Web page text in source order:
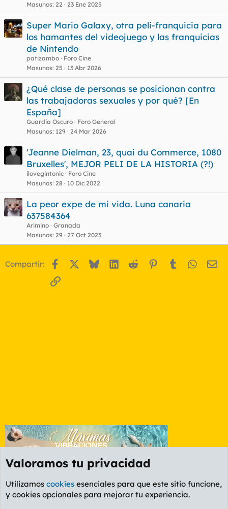
Masunos 22 23 Ene 2025
Super Mario Galaxy, otra peli-franquicia para
los hamantes del videojuego y las franquicias
de Nintendo
patizambo
Foro Cine
Masunos 25 13 Abr 2026
¿Qué clase de personas se posicionan contra
las trabajadoras sexuales y por qué? [En
España]
Guardia Oscuro
Foro General
Masunos 129 24 Mar 2026
'Jeanne Dielman, 23, quai du Commerce, 1080
Bruxelles', MEJOR PELI DE LA HISTORIA (?!)
ilovegintonic
Foro Cine
Masunos 28 10 Dic 2022
La peor expe de mi vida. Luna canaria
637584364
Arimino Granada
Masunos 29 27 Oct 2023
Compartir: Facebook BlueskyLinkedIn
Reddit Pinterest
Tumblr
Enlace
Foro General
Valoramos tu privacidad
Utilizamos cookies esenciales para que este sitio funcione,
y cookies opcionales para mejorar tu experiencia.